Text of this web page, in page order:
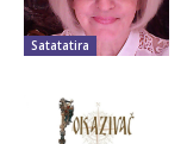
Satatatira